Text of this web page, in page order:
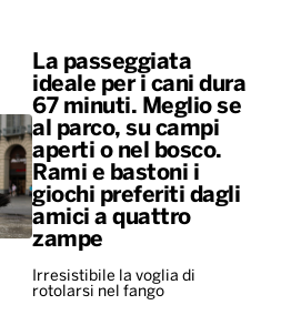
La passeggiata
ideale per i cani dura
67 minuti. Meglio se
al parco, su campi
aperti o nel bosco.
Rami e bastoni i
giochi preferiti dagli
amici a quattro
zampe
Irresistibile la voglia di
rotolarsi nel fango